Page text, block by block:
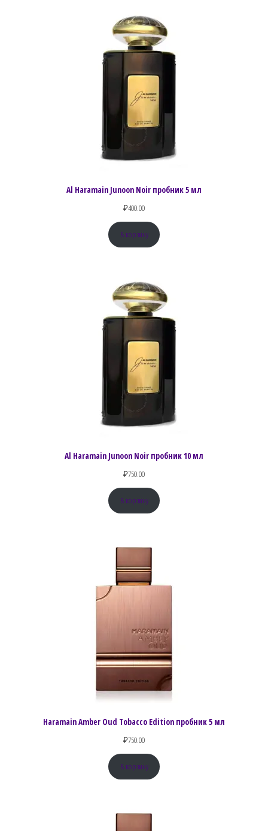
Al Haramain Junoon Noir пробник 5 мл
₽400.00
В корзину
Al Haramain Junoon Noir пробник 10 мл
₽750.00
В корзину
Haramain Amber Oud Tobacco Edition пробник 5 мл
₽750.00
В корзину